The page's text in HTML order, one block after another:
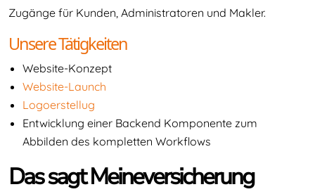
Zugänge für Kunden, Administratoren und Makler.
Unsere Tätigkeiten
Website-Konzept
Website-Launch
Logoerstellug
Entwicklung einer Backend Komponente zum
Abbilden des kompletten Workflows
Das sagt Meineversicherung